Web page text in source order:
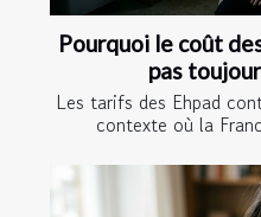
Pourquoi le coût
pas
Les tarifs des Ehpad
contexte où la